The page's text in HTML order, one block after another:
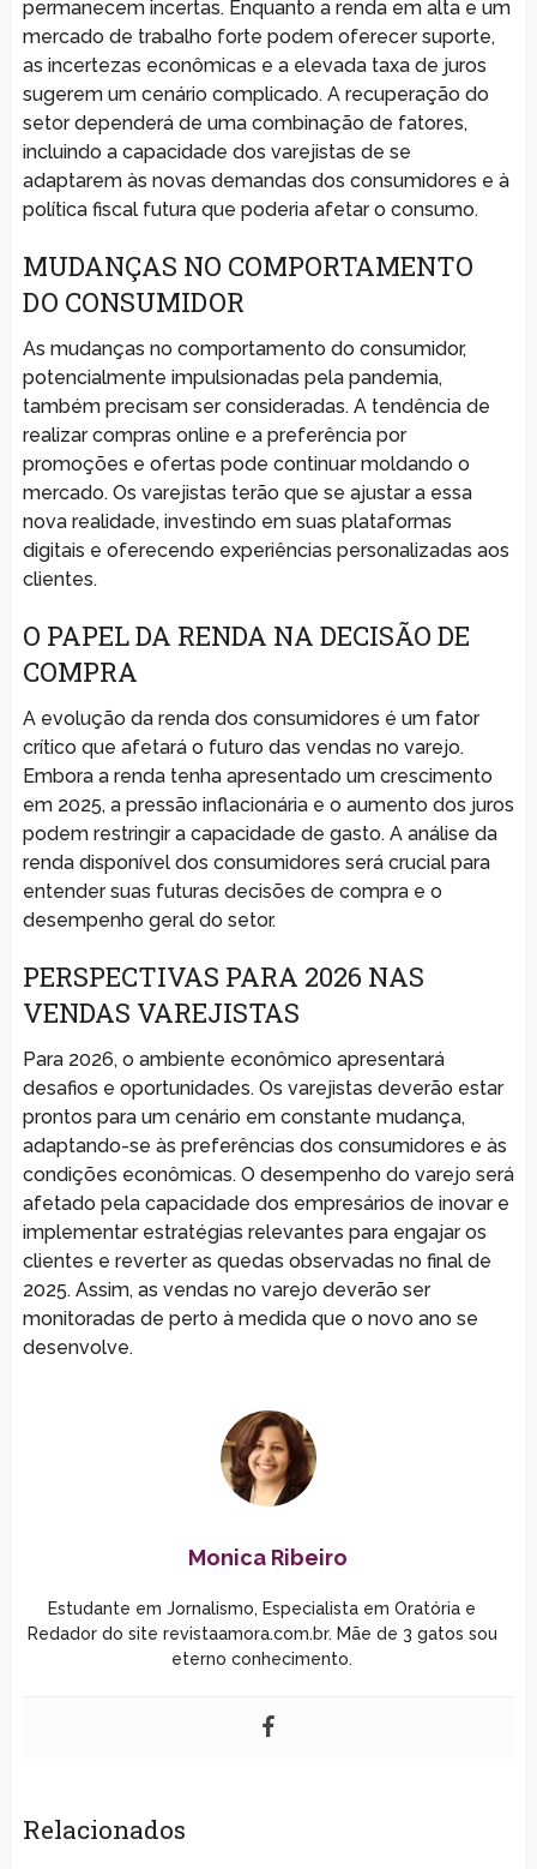
permanecem incertas. Enquanto a renda em alta e um
mercado de trabalho forte podem oferecer suporte,
as incertezas econômicas e a elevada taxa de juros
sugerem um cenário complicado. A recuperação do
setor dependerá de uma combinação de fatores,
incluindo a capacidade dos varejistas de se
adaptarem às novas demandas dos consumidores e à
política fiscal futura que poderia afetar o consumo.
MUDANÇAS NO COMPORTAMENTO
DO CONSUMIDOR
As mudanças no comportamento do consumidor,
potencialmente impulsionadas pela pandemia,
também precisam ser consideradas. A tendência de
realizar compras online e a preferência por
promoções e ofertas pode continuar moldando o
mercado. Os varejistas terão que se ajustar a essa
nova realidade, investindo em suas plataformas
digitais e oferecendo experiências personalizadas aos
clientes.
O PAPEL DA RENDA NA DECISÃO DE
COMPRA
A evolução da renda dos consumidores é um fator
crítico que afetará o futuro das vendas no varejo.
Embora a renda tenha apresentado um crescimento
em 2025, a pressão inflacionária e o aumento dos juros
podem restringir a capacidade de gasto. A análise da
renda disponível dos consumidores será crucial para
entender suas futuras decisões de compra e o
desempenho geral do setor.
PERSPECTIVAS PARA 2026 NAS
VENDAS VAREJISTAS
Para 2026, o ambiente econômico apresentará
desafios e oportunidades. Os varejistas deverão estar
prontos para um cenário em constante mudança,
adaptando-se às preferências dos consumidores e às
condições econômicas. O desempenho do varejo será
afetado pela capacidade dos empresários de inovar e
implementar estratégias relevantes para engajar os
clientes e reverter as quedas observadas no final de
2025. Assim, as vendas no varejo deverão ser
monitoradas de perto à medida que o novo ano se
desenvolve.
Monica Ribeiro
Estudante em Jornalismo, Especialista em Oratória e
Redador do site revistaamora.com.br. Mãe de 3 gatos sou
eterno conhecimento.
Relacionados